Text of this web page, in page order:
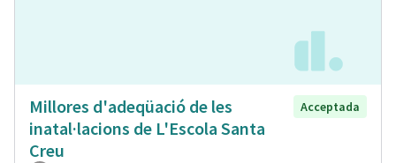
Millores d'adeqüació de les
inatal·lacions de L'Escola Santa
Creu
Acceptada